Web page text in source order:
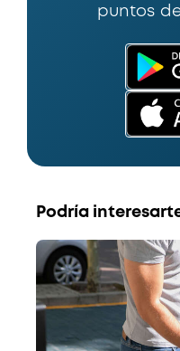
puntos
Podría